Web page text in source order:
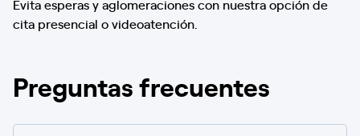
Evita esperas y aglomeraciones con nuestra opción de
cita presencial o videoatención.
Preguntas frecuentes